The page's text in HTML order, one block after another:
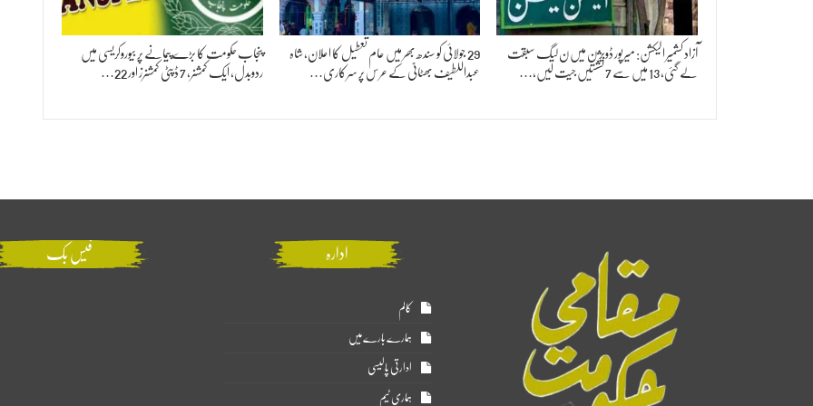
آزاد کشمیر الیکشن: میرپور ڈویژن میں ن لیگ سبقت
لے گئی، 13 میں سے 7 نشستیں جیت لیں،…
29 جولائی کو سندھ بھر میں عام تعطیل کا اعلان، شاہ
عبداللطیف بھٹائیؒ کے عرس پر سرکاری…
پنجاب حکومت کا بڑے پیمانے پر بیوروکریسی میں
ردوبدل، ایک کمشنر، 7 ڈپٹی کمشنرز اور 22…
ادارہ
کالم
ہمارے بارے میں
ادارتی پالیسی
ہماری ٹیم
فیس بک